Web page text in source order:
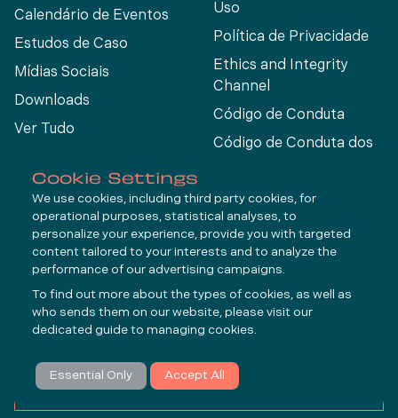
FAZER UMA CONSULTA
Calendário de Eventos
Estudos de Caso
Mídias Sociais
Downloads
Ver Tudo
Uso
Política de Privacidade
Ethics and Integrity
Channel
Código de Conduta
Código de Conduta dos
Connect
LinkedIn
YouTube
Inscrever-se
© Molycop 2026 - aTegacompany
Cookie Settings
We use cookies, including third party cookies, for
operational purposes, statistical analyses, to
personalize your experience, provide you with targeted
content tailored to your interests and to analyze the
performance of our advertising campaigns.
To find out more about the types of cookies, as well as
who sends them on our website, please visit our
dedicated guide to managing cookies.
Essential Only Accept All